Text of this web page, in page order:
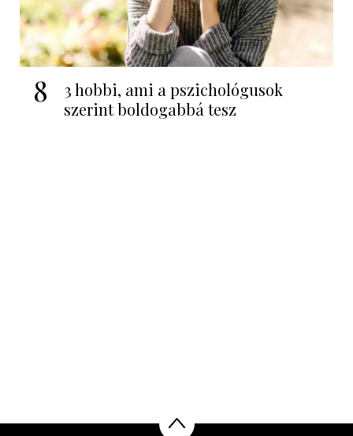
8
3 hobbi, ami a pszichológusok
szerint boldogabbá tesz